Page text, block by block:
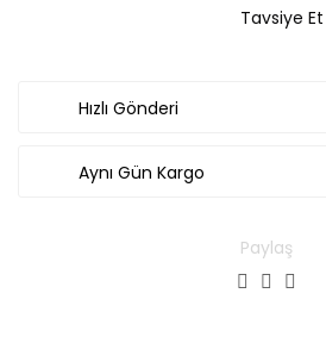
Tavsiye Et
Hızlı Gönderi
Aynı Gün Kargo
Paylaş